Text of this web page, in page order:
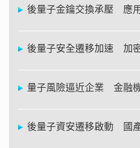
後量子金鑰交換承壓 應
後量子安全遷移加速 加
量子風險逼近企業 金融
後量子資安遷移啟動 國